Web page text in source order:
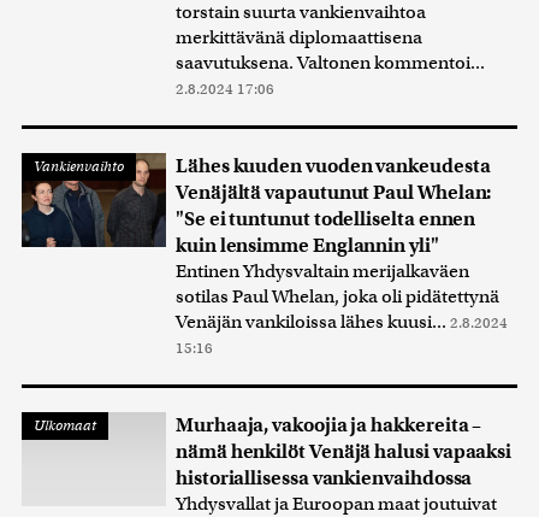
torstain suurta vankienvaihtoa
merkittävänä diplomaattisena
saavutuksena. Valtonen kommentoi...
2.8.2024 17:06
Vankienvaihto
Lähes kuuden vuoden vankeudesta
Venäjältä vapautunut Paul Whelan:
"Se ei tuntunut todelliselta ennen
kuin lensimme Englannin yli"
Entinen Yhdysvaltain merijalkaväen
sotilas Paul Whelan, joka oli pidätettynä
Venäjän vankiloissa lähes kuusi... 2.8.2024
15:16
Ulkomaat
Murhaaja, vakoojia ja hakkereita –
nämä henkilöt Venäjä halusi vapaaksi
historiallisessa vankienvaihdossa
Yhdysvallat ja Euroopan maat joutuivat